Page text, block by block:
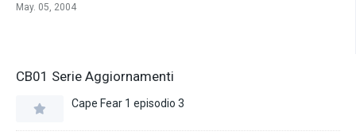
May. 05, 2004
CB01 Serie Aggiornamenti
Cape Fear 1 episodio 3